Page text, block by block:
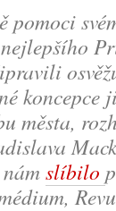
pomoci
koncepce
města,
slíbilo